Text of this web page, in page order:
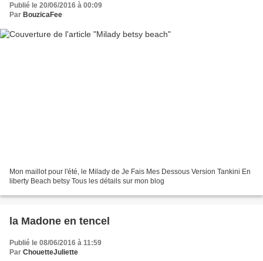
Publié le 20/06/2016 à 00:09
Par BouzicaFee
Mon maillot pour l'été, le Milady de Je Fais Mes Dessous Version Tankini En
liberty Beach betsy Tous les détails sur mon blog
la Madone en tencel
Publié le 08/06/2016 à 11:59
Par ChouetteJuliette